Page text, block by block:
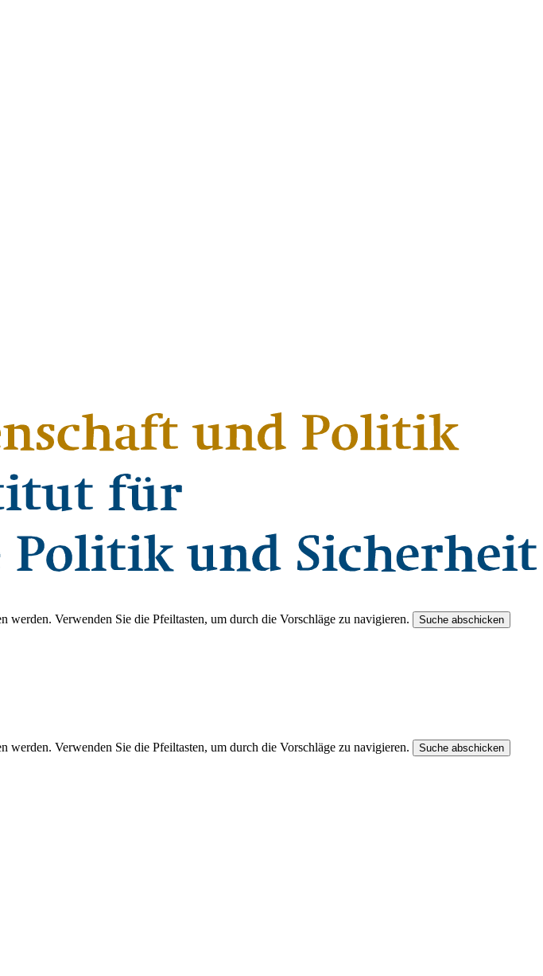
werden. Verwenden Sie die Pfeiltasten, um durch die Vorschläge zu navigieren. Suche abschicken
werden. Verwenden Sie die Pfeiltasten, um durch die Vorschläge zu navigieren. Suche abschicken